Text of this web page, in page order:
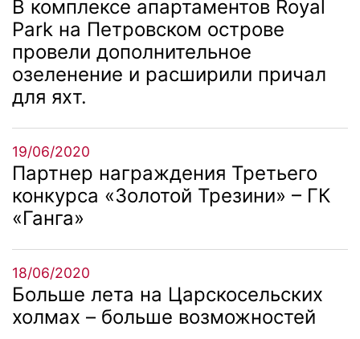
В комплексе апартаментов Royal
Park на Петровском острове
провели дополнительное
озеленение и расширили причал
для яхт.
19/06/2020
Партнер награждения Третьего
конкурса «Золотой Трезини» – ГК
«Ганга»
18/06/2020
Больше лета на Царскосельских
холмах – больше возможностей